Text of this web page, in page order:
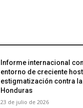
Informe internacional
entorno de creciente
estigmatización contra la
Honduras
23 de julio de 2026